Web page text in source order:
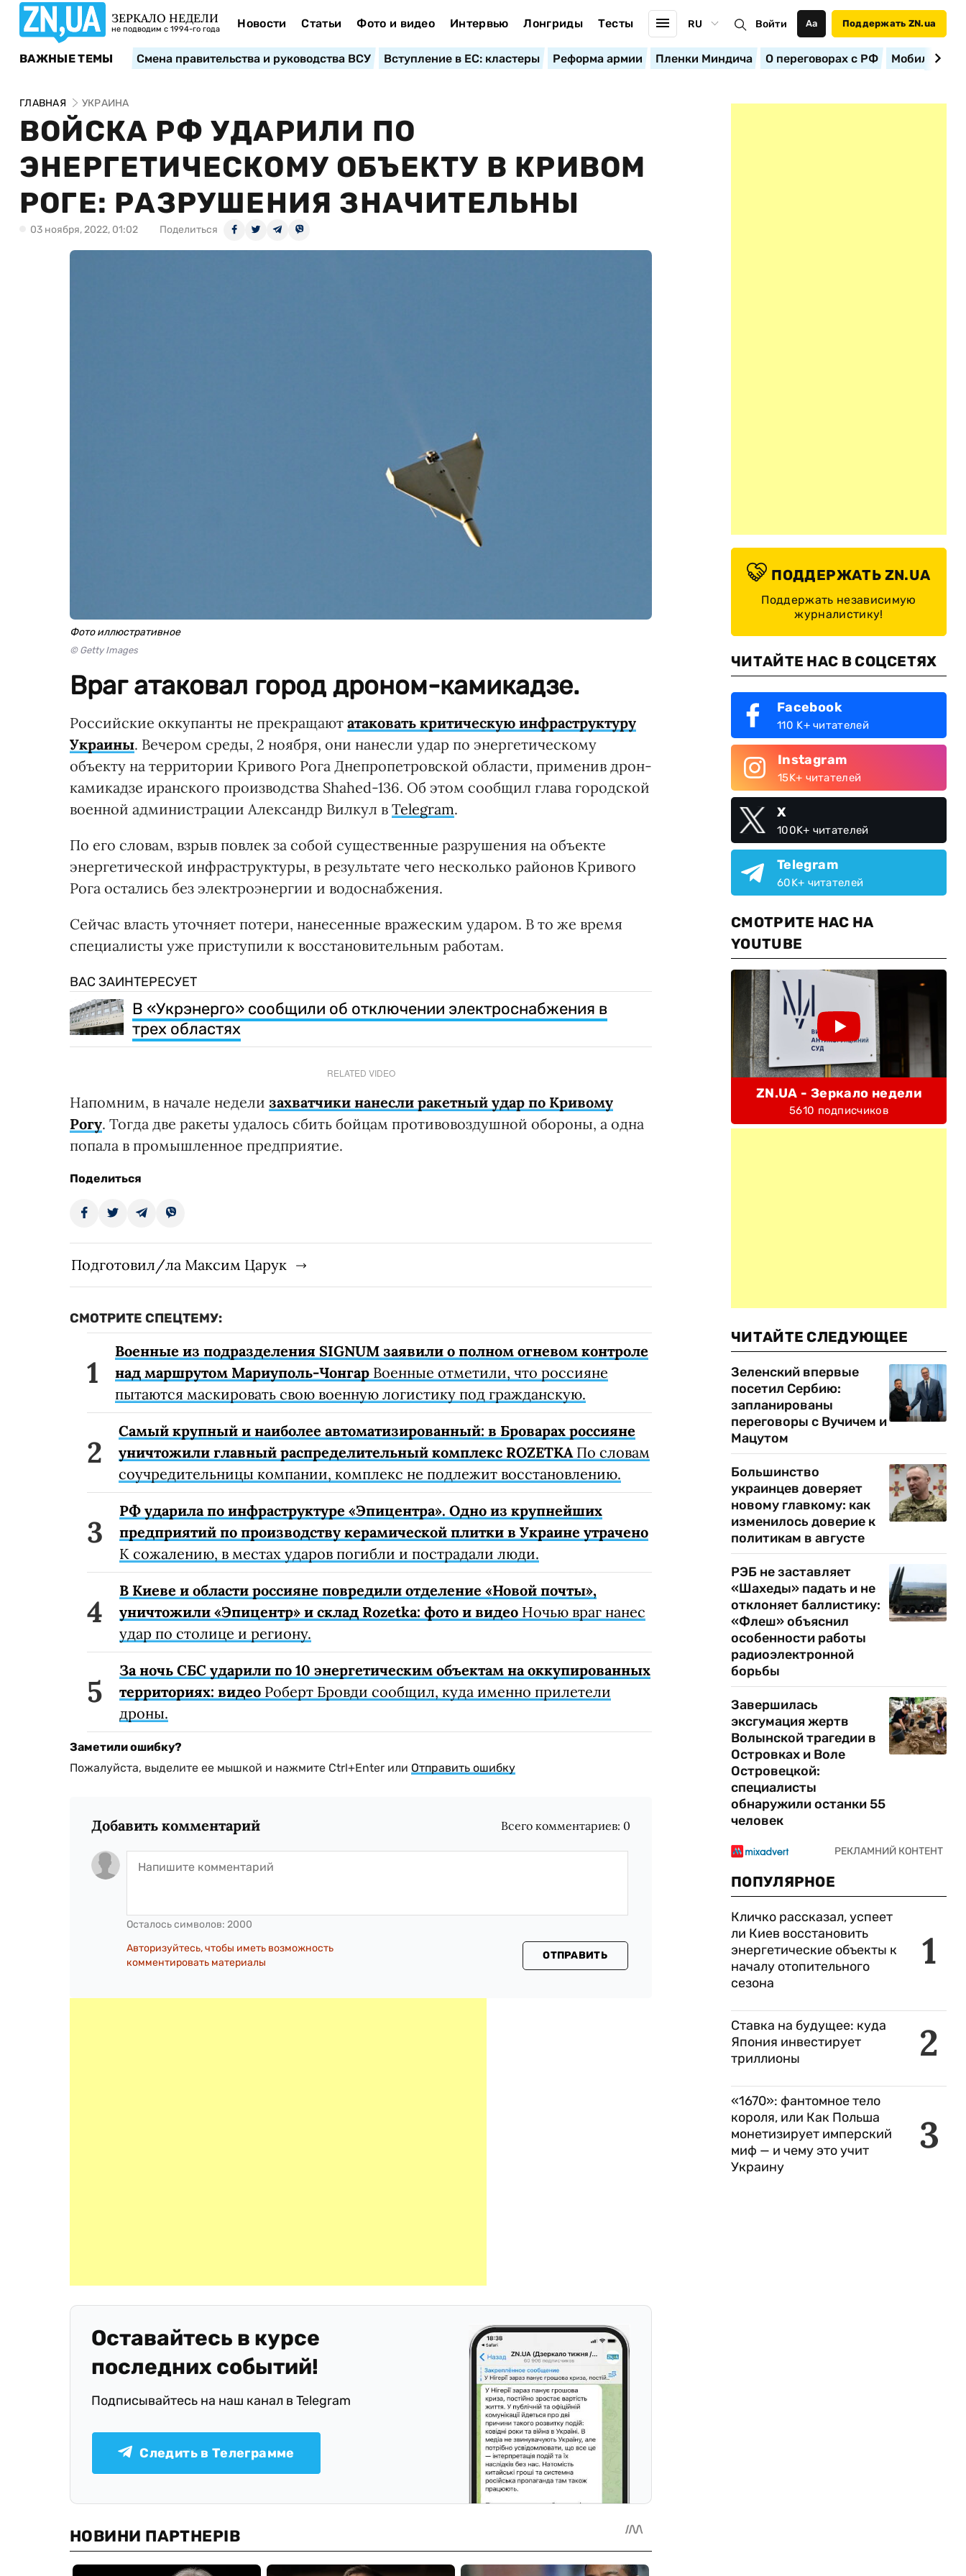
ЗЕРКАЛО НЕДЕЛИ
не подводим с 1994-го года Новости Статьи Фото и видео Интервью Лонгриды Тесты RU Войти Аа Поддержать ZN.ua
ВАЖНЫЕ ТЕМЫ Смена правительства и руководства ВСУ Вступление в ЕС: кластеры Реформа армии Пленки Миндича О переговорах с РФ
ГЛАВНАЯ УКРАИНА
ВОЙСКА РФ УДАРИЛИ ПО
ЭНЕРГЕТИЧЕСКОМУ ОБЪЕКТУ В КРИВОМ
РОГЕ: РАЗРУШЕНИЯ ЗНАЧИТЕЛЬНЫ
03 ноября, 2022, 01:02 Поделиться
Фото иллюстративное
© Getty Images
Враг атаковал город дроном-камикадзе.
Российские оккупанты не прекращают атаковать критическую инфраструктуру
Украины. Вечером среды, 2 ноября, они нанесли удар по энергетическому
объекту на территории Кривого Рога Днепропетровской области, применив дрон-
камикадзе иранского производства Shahed-136. Об этом сообщил глава городской
военной администрации Александр Вилкул в Telegram.
По его словам, взрыв повлек за собой существенные разрушения на объекте
энергетической инфраструктуры, в результате чего несколько районов Кривого
Рога остались без электроэнергии и водоснабжения.
Сейчас власть уточняет потери, нанесенные вражеским ударом. В то же время
специалисты уже приступили к восстановительным работам.
ВАС ЗАИНТЕРЕСУЕТ
В «Укрэнерго» сообщили об отключении электроснабжения в
трех областях
RELATED VIDEO
Напомним, в начале недели захватчики нанесли ракетный удар по Кривому
Рогу. Тогда две ракеты удалось сбить бойцам противовоздушной обороны, а одна
попала в промышленное предприятие.
Поделиться
Подготовил/ла Максим Царук
СМОТРИТЕ СПЕЦТЕМУ:
Военные из подразделения SIGNUM заявили о полном огневом контроле
над маршрутом Мариуполь-Чонгар Военные отметили, что россияне
пытаются маскировать свою военную логистику под гражданскую.
Самый крупный и наиболее автоматизированный: в Броварах россияне
уничтожили главный распределительный комплекс ROZETKAПо словам
соучредительницы компании, комплекс не подлежит восстановлению.
РФ ударила по инфраструктуре «Эпицентра». Одно из крупнейших
предприятий по производству керамической плитки в Украине утрачено
К сожалению, в местах ударов погибли и пострадали люди.
В Киеве и области россияне повредили отделение «Новой почты»,
уничтожили «Эпицентр» и склад Rozetka: фото и видео Ночью враг нанес
удар по столице и региону.
За ночь СБС ударили по 10 энергетическим объектам на оккупированных
территориях: видео Роберт Бровди сообщил, куда именно прилетели
дроны.
Заметили ошибку?
Пожалуйста, выделите ее мышкой и нажмите Ctrl+Enter или Отправить ошибку
Добавить комментарий Всего комментариев: 0
Осталось символов: 2000
Авторизуйтесь, чтобы иметь возможность
комментировать материалы
ОТПРАВИТЬ
Оставайтесь в курсе
последних событий!
Подписывайтесь на наш канал в Telegram
Следить в Телеграмме
ПОДДЕРЖАТЬ ZN.UA
Поддержать независимую
журналистику!
ЧИТАЙТЕ НАС В СОЦСЕТЯХ
Facebook
110 K+ читателей
Instagram
15K+ читателей
X
100K+ читателей
Telegram
60K+ читателей
СМОТРИТЕ НАС НА
YOUTUBE
ZN.UA - Зеркало недели
5610 подписчиков
ЧИТАЙТЕ СЛЕДУЮЩЕЕ
Зеленский впервые
посетил Сербию:
запланированы
переговоры с Вучичем и
Мацутом
Большинство
украинцев доверяет
новому главкому: как
изменилось доверие к
политикам в августе
РЭБ не заставляет
«Шахеды» падать и не
отклоняет баллистику:
«Флеш» объяснил
особенности работы
радиоэлектронной
борьбы
Завершилась
эксгумация жертв
Волынской трагедии в
Островках и Воле
Островецкой:
специалисты
обнаружили останки 55
человек
ПОПУЛЯРНОЕ
1
Кличко рассказал, успеет
ли Киев восстановить
энергетические объекты к
началу отопительного
сезона
2
Ставка на будущее: куда
Япония инвестирует
триллионы
3
«1670»: фантомное тело
короля, или Как Польша
монетизирует имперский
миф — и чему это учит
Украину